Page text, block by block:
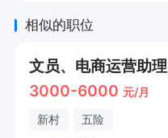
相似的职位
文员、电商运营助理
3000-6000 元/月
新村 五险